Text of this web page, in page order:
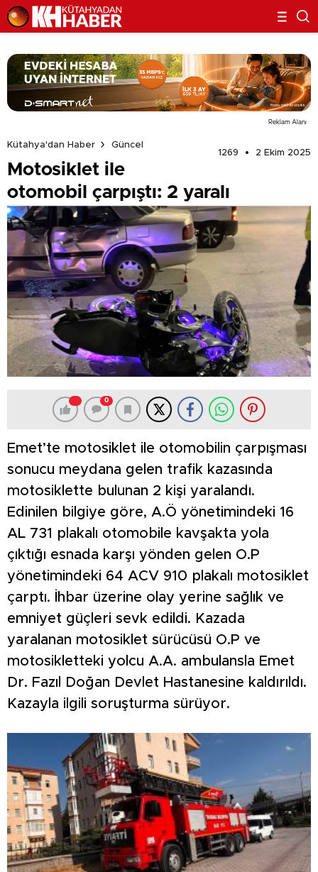
Reklam Alanı
Kütahya'dan Haber
Güncel
1269
2 Ekim 2025
Motosiklet ile
otomobil çarpıştı: 2 yaralı
0
Emet’te motosiklet ile otomobilin çarpışması
sonucu meydana gelen trafik kazasında
motosiklette bulunan 2 kişi yaralandı.
Edinilen bilgiye göre, A.Ö yönetimindeki 16
AL 731 plakalı otomobile kavşakta yola
çıktığı esnada karşı yönden gelen O.P
yönetimindeki 64 ACV 910 plakalı motosiklet
çarptı. İhbar üzerine olay yerine sağlık ve
emniyet güçleri sevk edildi. Kazada
yaralanan motosiklet sürücüsü O.P ve
motosikletteki yolcu A.A. ambulansla Emet
Dr. Fazıl Doğan Devlet Hastanesine kaldırıldı.
Kazayla ilgili soruşturma sürüyor.